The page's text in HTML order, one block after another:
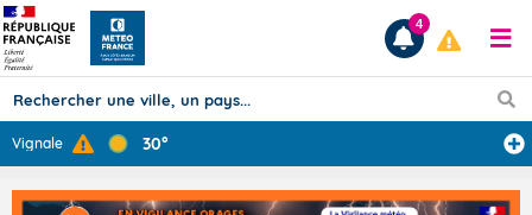
Prévisions
4
Vignale 30°